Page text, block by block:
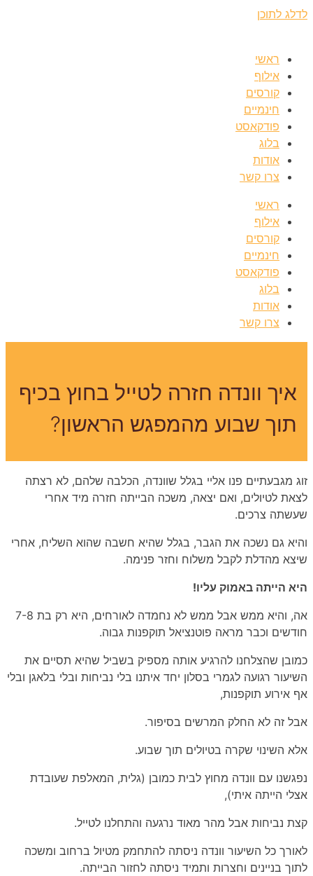
לדלג לתוכן
ראשי
אילוף
קורסים
חינמיים
פודקאסט
בלוג
אודות
צרו קשר
ראשי
אילוף
קורסים
חינמיים
פודקאסט
בלוג
אודות
צרו קשר
איך וונדה חזרה לטייל בחוץ בכיף
תוך שבוע מהמפגש הראשון?
זוג מגבעתיים פנו אליי בגלל שוונדה, הכלבה שלהם, לא רצתה
לצאת לטיולים, ואם יצאה, משכה הבייתה חזרה מיד אחרי
שעשתה צרכים.
והיא גם נשכה את הגבר, בגלל שהיא חשבה שהוא השליח, אחרי
שיצא מהדלת לקבל משלוח וחזר פנימה.
היא הייתה באמוק עליו!
אה, והיא ממש אבל ממש לא נחמדה לאורחים, היא רק בת 7-8
חודשים וכבר מראה פוטנציאל תוקפנות גבוה.
כמובן שהצלחנו להרגיע אותה מספיק בשביל שהיא תסיים את
השיעור רגועה לגמרי בסלון יחד איתנו בלי נביחות ובלי בלאגן ובלי
אף אירוע תוקפנות,
אבל זה לא החלק המרשים בסיפור.
אלא השינוי שקרה בטיולים תוך שבוע.
נפגשנו עם וונדה מחוץ לבית כמובן (גלית, המאלפת שעובדת
אצלי הייתה איתי),
קצת נביחות אבל מהר מאוד נרגעה והתחלנו לטייל.
לאורך כל השיעור וונדה ניסתה להתחמק מטיול ברחוב ומשכה
לתוך בניינים וחצרות ותמיד ניסתה לחזור הבייתה.